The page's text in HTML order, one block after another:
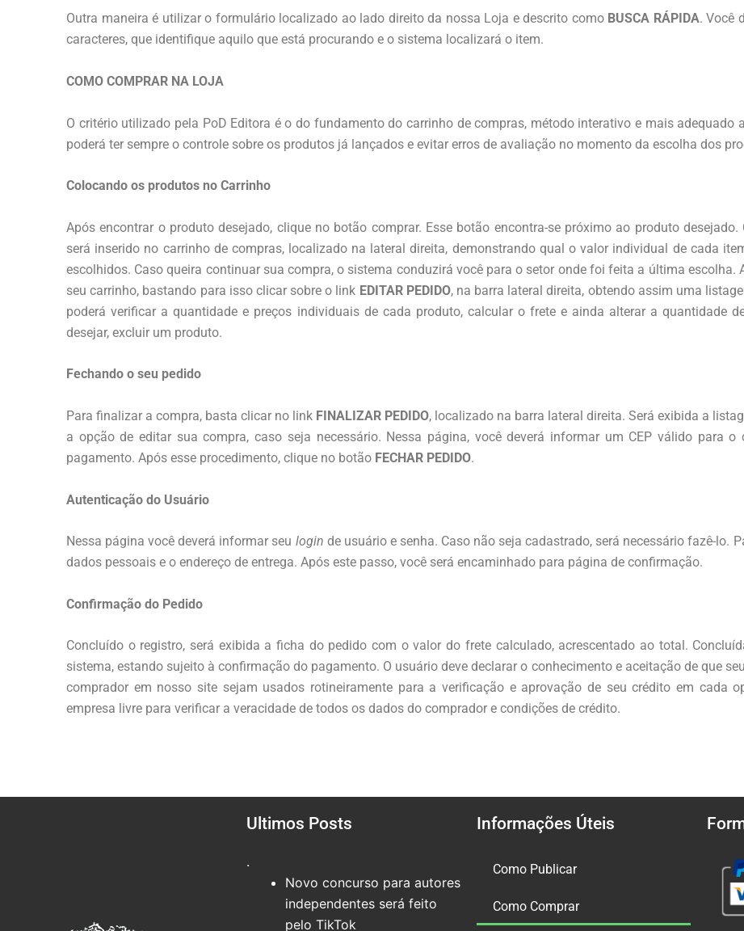
Outra maneira é utilizar o formulário localizado ao lado direito da nossa Loja e descrito como BUSCA RÁPIDA. Você
caracteres, que identifique aquilo que está procurando e o sistema localizará o item.
COMO COMPRAR NA LOJA
O critério utilizado pela PoD Editora é o do fundamento do carrinho de compras, método interativo e mais adequado
poderá ter sempre o controle sobre os produtos já lançados e evitar erros de avaliação no momento da escolha dos
Colocando os produtos no Carrinho
Após encontrar o produto desejado, clique no botão comprar. Esse botão encontra-se próximo ao produto
será inserido no carrinho de compras, localizado na lateral direita, demonstrando qual o valor individual de cada
escolhidos. Caso queira continuar sua compra, o sistema conduzirá você para o setor onde foi feita a última escolha.
seu carrinho, bastando para isso clicar sobre o link EDITAR PEDIDO, na barra lateral direita, obtendo assim uma
poderá verificar a quantidade e preços individuais de cada produto, calcular o frete e ainda alterar a quantidade
desejar, excluir um produto.
Fechando o seu pedido
Para finalizar a compra, basta clicar no link FINALIZAR PEDIDO, localizado na barra lateral direita. Será exibida a
a opção de editar sua compra, caso seja necessário. Nessa página, você deverá informar um CEP válido para
pagamento. Após esse procedimento, clique no botão FECHAR PEDIDO.
Autenticação do Usuário
Nessa página você deverá informar seu login de usuário e senha. Caso não seja cadastrado, será necessário fazê-lo.
dados pessoais e o endereço de entrega. Após este passo, você será encaminhado para página de confirmação.
Confirmação do Pedido
Concluído o registro, será exibida a ficha do pedido com o valor do frete calculado, acrescentado ao total.
sistema, estando sujeito à confirmação do pagamento. O usuário deve declarar o conhecimento e aceitação de que
comprador em nosso site sejam usados rotineiramente para a verificação e aprovação de seu crédito em cada
empresa livre para verificar a veracidade de todos os dados do comprador e condições de crédito.
Ultimos Posts
.
Novo concurso para autores
independentes será feito
pelo TikTok
Informações Úteis
Como Publicar
Como Comprar